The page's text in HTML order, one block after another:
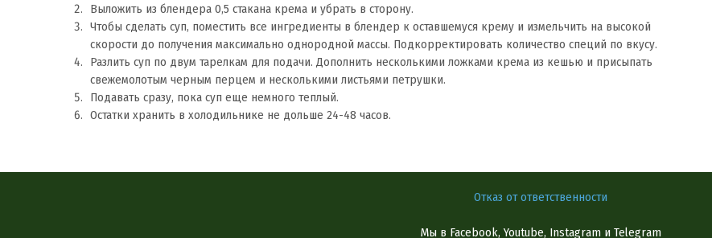
Выложить из блендера 0,5 стакана крема и убрать в сторону.
Чтобы сделать суп, поместить все ингредиенты в блендер к оставшемуся крему и измельчить на высокой
скорости до получения максимально однородной массы. Подкорректировать количество специй по вкусу.
Разлить суп по двум тарелкам для подачи. Дополнить несколькими ложками крема из кешью и присыпать
свежемолотым черным перцем и несколькими листьями петрушки.
Подавать сразу, пока суп еще немного теплый.
Остатки хранить в холодильнике не дольше 24-48 часов.
Отказ от ответственности
Мы в Facebook, Youtube, Instagram и Telegram